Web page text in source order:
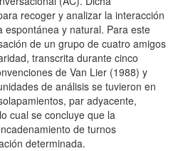
recoger y analizar la interacción
espontánea y natural. Para este
de un grupo de cuatro amigos
transcrita durante cinco
de Van Lier (1988) y
de análisis se tuvieron en
par adyacente,
cual se concluye que la
de turnos
determinada.